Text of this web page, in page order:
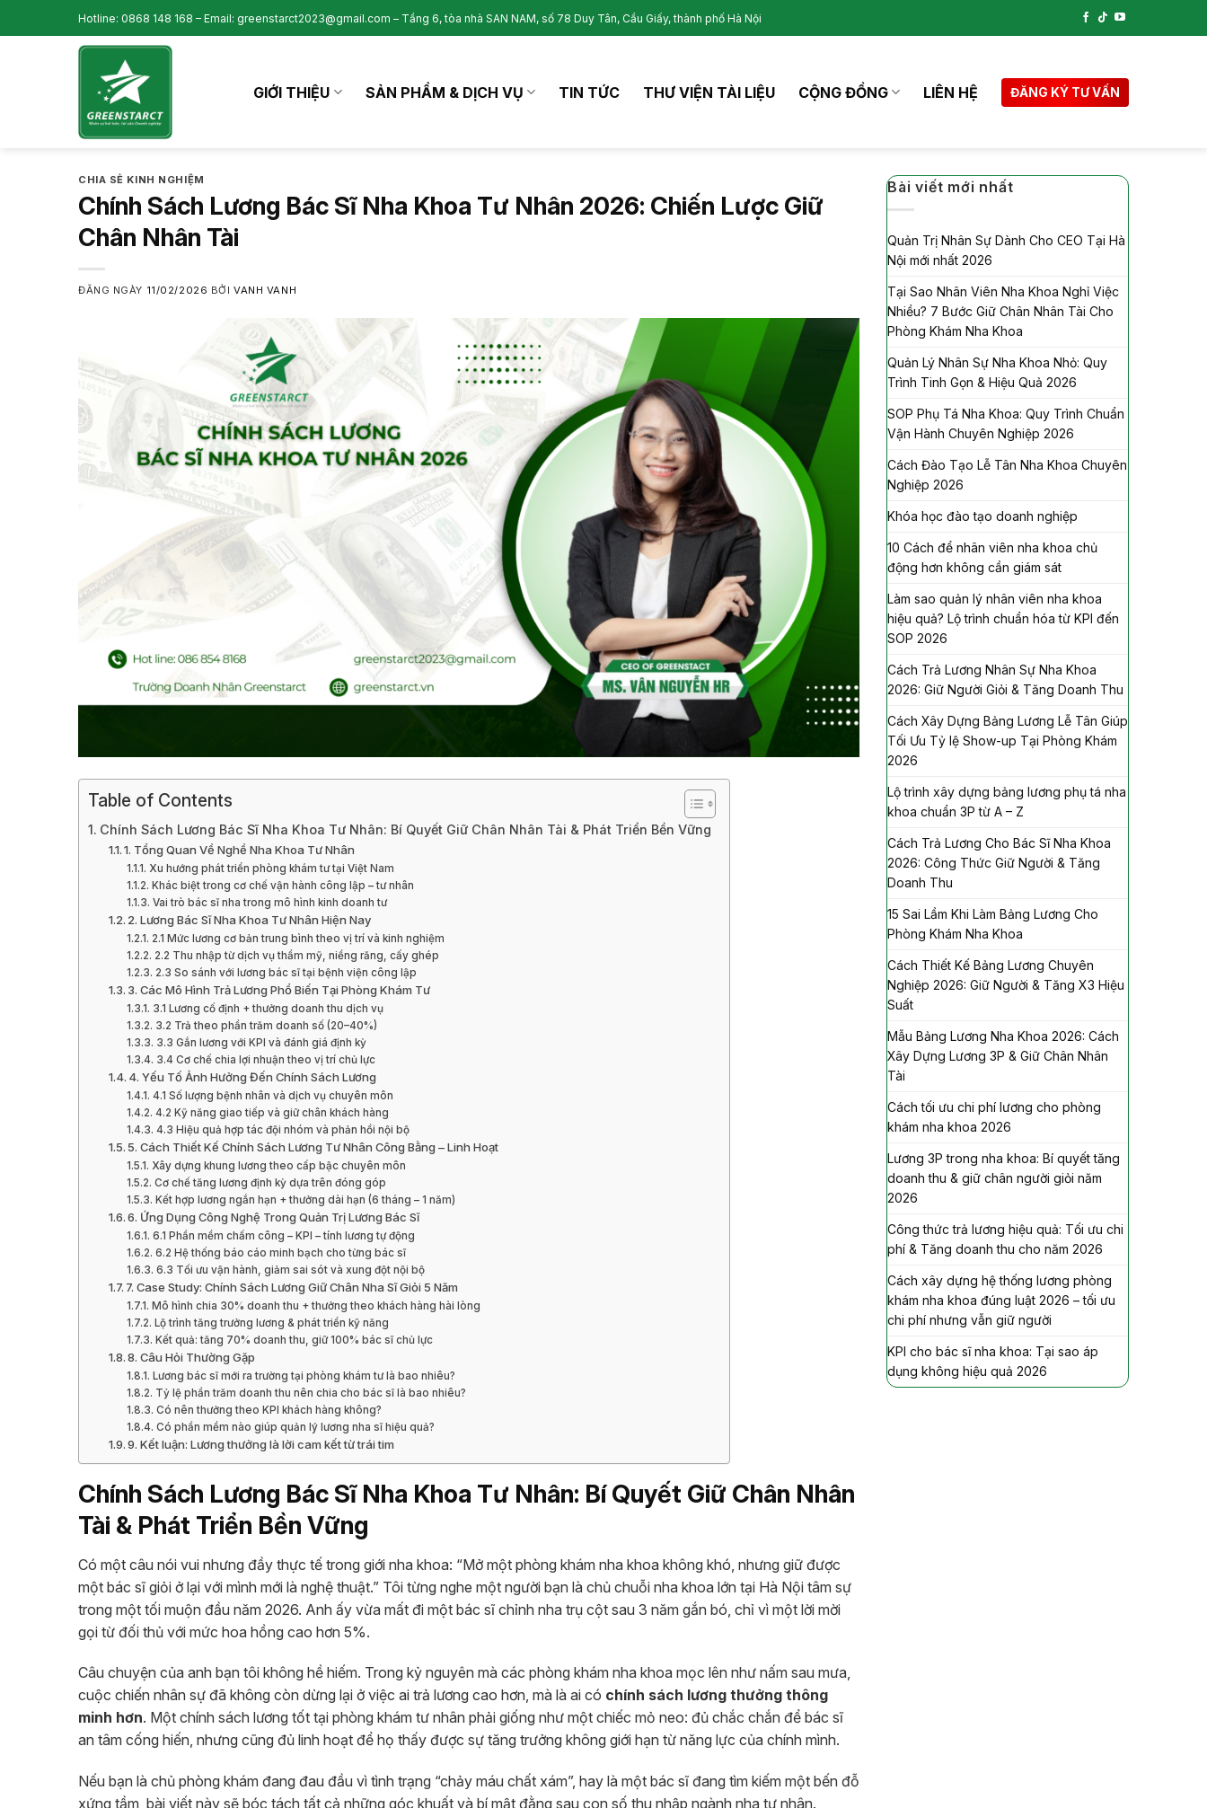
to
Hotline: 0868 148 168 – Email: greenstarct2023@gmail.com – Tầng 6, tòa nhà SAN NAM, số 78 Duy Tân, Cầu Giấy, thành phố Hà Nội
GIỚI THIỆU SẢN PHẨM & DỊCH VỤ TIN TỨC THƯ VIỆN TÀI LIỆU CỘNG ĐỒNG LIÊN HỆ ĐĂNG KÝ TƯ VẤN
CHIA SẺ KINH NGHIỆM
Chính Sách Lương Bác Sĩ Nha Khoa Tư Nhân 2026: Chiến Lược Giữ
Chân Nhân Tài
ĐĂNG NGÀY 11/02/2026 BỞIVANH VANH
Table of Contents
Chính Sách Lương Bác Sĩ Nha Khoa Tư Nhân: Bí Quyết Giữ Chân Nhân Tài & Phát Triển Bền Vững
1. Tổng Quan Về Nghề Nha Khoa Tư Nhân
Xu hướng phát triển phòng khám tư tại Việt Nam
Khác biệt trong cơ chế vận hành công lập – tư nhân
Vai trò bác sĩ nha trong mô hình kinh doanh tư
2. Lương Bác Sĩ Nha Khoa Tư Nhân Hiện Nay
2.1 Mức lương cơ bản trung bình theo vị trí và kinh nghiệm
2.2 Thu nhập từ dịch vụ thẩm mỹ, niềng răng, cấy ghép
2.3 So sánh với lương bác sĩ tại bệnh viện công lập
3. Các Mô Hình Trả Lương Phổ Biến Tại Phòng Khám Tư
3.1 Lương cố định + thưởng doanh thu dịch vụ
3.2 Trả theo phần trăm doanh số (20–40%)
3.3 Gắn lương với KPI và đánh giá định kỳ
3.4 Cơ chế chia lợi nhuận theo vị trí chủ lực
4. Yếu Tố Ảnh Hưởng Đến Chính Sách Lương
4.1 Số lượng bệnh nhân và dịch vụ chuyên môn
4.2 Kỹ năng giao tiếp và giữ chân khách hàng
4.3 Hiệu quả hợp tác đội nhóm và phản hồi nội bộ
5. Cách Thiết Kế Chính Sách Lương Tư Nhân Công Bằng – Linh Hoạt
Xây dựng khung lương theo cấp bậc chuyên môn
Cơ chế tăng lương định kỳ dựa trên đóng góp
Kết hợp lương ngắn hạn + thưởng dài hạn (6 tháng – 1 năm)
6. Ứng Dụng Công Nghệ Trong Quản Trị Lương Bác Sĩ
6.1 Phần mềm chấm công – KPI – tính lương tự động
6.2 Hệ thống báo cáo minh bạch cho từng bác sĩ
6.3 Tối ưu vận hành, giảm sai sót và xung đột nội bộ
7. Case Study: Chính Sách Lương Giữ Chân Nha Sĩ Giỏi 5 Năm
Mô hình chia 30% doanh thu + thưởng theo khách hàng hài lòng
Lộ trình tăng trưởng lương & phát triển kỹ năng
Kết quả: tăng 70% doanh thu, giữ 100% bác sĩ chủ lực
8. Câu Hỏi Thường Gặp
Lương bác sĩ mới ra trường tại phòng khám tư là bao nhiêu?
Tỷ lệ phần trăm doanh thu nên chia cho bác sĩ là bao nhiêu?
Có nên thưởng theo KPI khách hàng không?
Có phần mềm nào giúp quản lý lương nha sĩ hiệu quả?
9. Kết luận: Lương thưởng là lời cam kết từ trái tim
Chính Sách Lương Bác Sĩ Nha Khoa Tư Nhân: Bí Quyết Giữ Chân Nhân
Tài & Phát Triển Bền Vững
Có một câu nói vui nhưng đầy thực tế trong giới nha khoa: “Mở một phòng khám nha khoa không khó, nhưng giữ được
một bác sĩ giỏi ở lại với mình mới là nghệ thuật.” Tôi từng nghe một người bạn là chủ chuỗi nha khoa lớn tại Hà Nội tâm sự
trong một tối muộn đầu năm 2026. Anh ấy vừa mất đi một bác sĩ chỉnh nha trụ cột sau 3 năm gắn bó, chỉ vì một lời mời
gọi từ đối thủ với mức hoa hồng cao hơn 5%.
Câu chuyện của anh bạn tôi không hề hiếm. Trong kỷ nguyên mà các phòng khám nha khoa mọc lên như nấm sau mưa,
cuộc chiến nhân sự đã không còn dừng lại ở việc ai trả lương cao hơn, mà là ai có chính sách lương thưởng thông
minh hơn. Một chính sách lương tốt tại phòng khám tư nhân phải giống như một chiếc mỏ neo: đủ chắc chắn để bác sĩ
an tâm cống hiến, nhưng cũng đủ linh hoạt để họ thấy được sự tăng trưởng không giới hạn từ năng lực của chính mình.
Nếu bạn là chủ phòng khám đang đau đầu vì tình trạng “chảy máu chất xám”, hay là một bác sĩ đang tìm kiếm một bến đỗ
xứng tầm, bài viết này sẽ bóc tách tất cả những góc khuất và bí mật đằng sau con số thu nhập ngành nha tư nhân.
Bài viết mới nhất
Quản Trị Nhân Sự Dành Cho CEO Tại Hà
Nội mới nhất 2026
Tại Sao Nhân Viên Nha Khoa Nghỉ Việc
Nhiều? 7 Bước Giữ Chân Nhân Tài Cho
Phòng Khám Nha Khoa
Quản Lý Nhân Sự Nha Khoa Nhỏ: Quy
Trình Tinh Gọn & Hiệu Quả 2026
SOP Phụ Tá Nha Khoa: Quy Trình Chuẩn
Vận Hành Chuyên Nghiệp 2026
Cách Đào Tạo Lễ Tân Nha Khoa Chuyên
Nghiệp 2026
Khóa học đào tạo doanh nghiệp
10 Cách để nhân viên nha khoa chủ
động hơn không cần giám sát
Làm sao quản lý nhân viên nha khoa
hiệu quả? Lộ trình chuẩn hóa từ KPI đến
SOP 2026
Cách Trả Lương Nhân Sự Nha Khoa
2026: Giữ Người Giỏi & Tăng Doanh Thu
Cách Xây Dựng Bảng Lương Lễ Tân Giúp
Tối Ưu Tỷ lệ Show-up Tại Phòng Khám
2026
Lộ trình xây dựng bảng lương phụ tá nha
khoa chuẩn 3P từ A – Z
Cách Trả Lương Cho Bác Sĩ Nha Khoa
2026: Công Thức Giữ Người & Tăng
Doanh Thu
15 Sai Lầm Khi Làm Bảng Lương Cho
Phòng Khám Nha Khoa
Cách Thiết Kế Bảng Lương Chuyên
Nghiệp 2026: Giữ Người & Tăng X3 Hiệu
Suất
Mẫu Bảng Lương Nha Khoa 2026: Cách
Xây Dựng Lương 3P & Giữ Chân Nhân
Tài
Cách tối ưu chi phí lương cho phòng
khám nha khoa 2026
Lương 3P trong nha khoa: Bí quyết tăng
doanh thu & giữ chân người giỏi năm
2026
Công thức trả lương hiệu quả: Tối ưu chi
phí & Tăng doanh thu cho năm 2026
Cách xây dựng hệ thống lương phòng
khám nha khoa đúng luật 2026 – tối ưu
chi phí nhưng vẫn giữ người
KPI cho bác sĩ nha khoa: Tại sao áp
dụng không hiệu quả 2026